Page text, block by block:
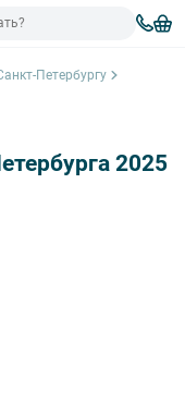
Петербургу
2025